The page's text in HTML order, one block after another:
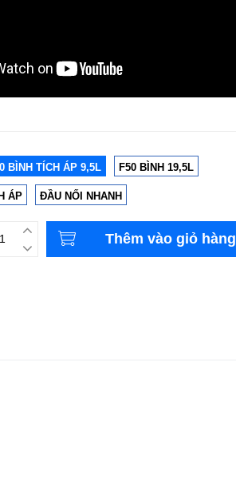
BÌNH TÍCH ÁP 9,5L F50 BÌNH 19,5L
ÁP ĐẦU NỐI NHANH
Thêm vào giỏ hàng